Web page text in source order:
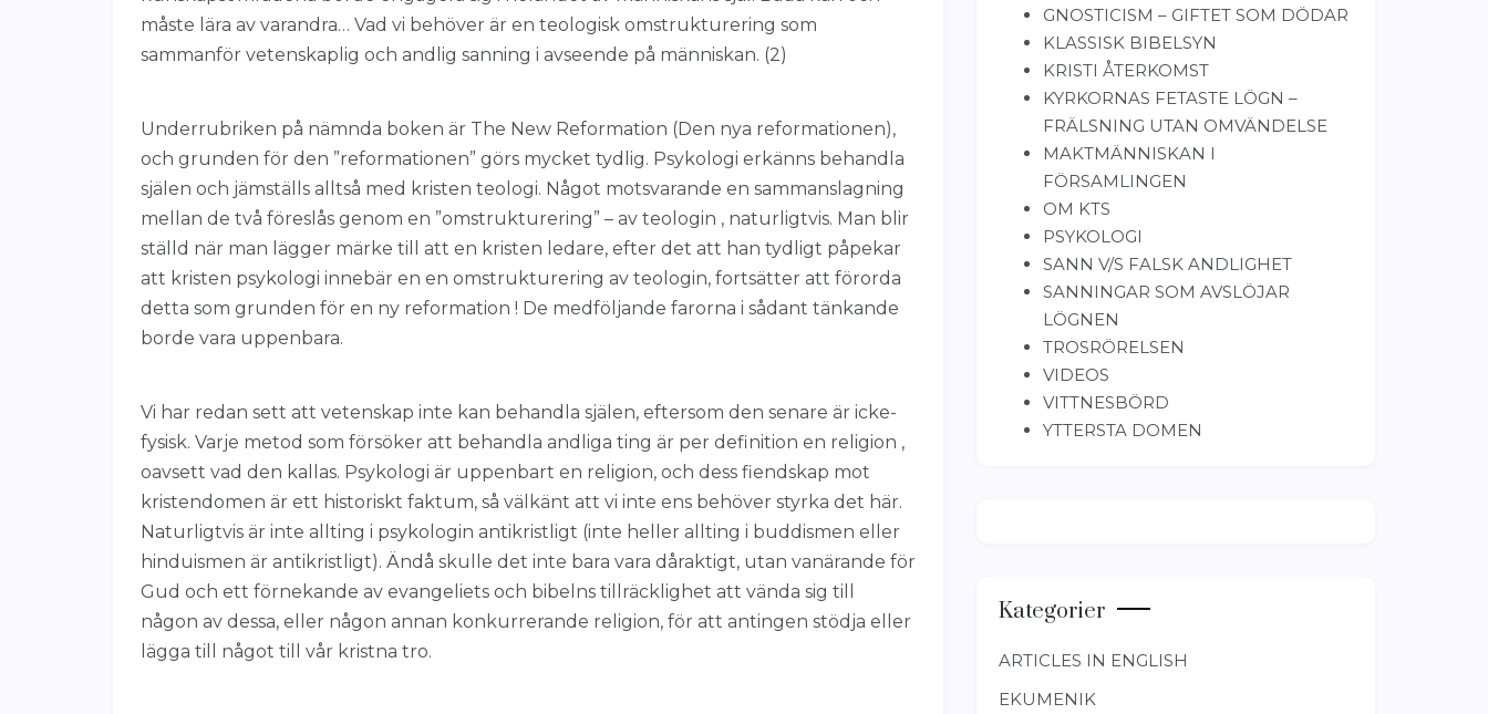
måste lära av varandra… Vad vi behöver är en teologisk omstrukturering som
sammanför vetenskaplig och andlig sanning i avseende på människan. (2)
Underrubriken på nämnda boken är The New Reformation (Den nya reformationen),
och grunden för den ”reformationen” görs mycket tydlig. Psykologi erkänns behandla
själen och jämställs alltså med kristen teologi. Något motsvarande en sammanslagning
mellan de två föreslås genom en ”omstrukturering” – av teologin , naturligtvis. Man blir
ställd när man lägger märke till att en kristen ledare, efter det att han tydligt påpekar
att kristen psykologi innebär en en omstrukturering av teologin, fortsätter att förorda
detta som grunden för en ny reformation ! De medföljande farorna i sådant tänkande
borde vara uppenbara.
Vi har redan sett att vetenskap inte kan behandla själen, eftersom den senare är icke-
fysisk. Varje metod som försöker att behandla andliga ting är per definition en religion ,
oavsett vad den kallas. Psykologi är uppenbart en religion, och dess fiendskap mot
kristendomen är ett historiskt faktum, så välkänt att vi inte ens behöver styrka det här.
Naturligtvis är inte allting i psykologin antikristligt (inte heller allting i buddismen eller
hinduismen är antikristligt). Ändå skulle det inte bara vara dåraktigt, utan vanärande för
Gud och ett förnekande av evangeliets och bibelns tillräcklighet att vända sig till
någon av dessa, eller någon annan konkurrerande religion, för att antingen stödja eller
lägga till något till vår kristna tro.
GNOSTICISM – GIFTET SOM DÖDAR
KLASSISK BIBELSYN
KRISTI ÅTERKOMST
KYRKORNAS FETASTE LÖGN –
FRÄLSNING UTAN OMVÄNDELSE
MAKTMÄNNISKAN I
FÖRSAMLINGEN
OM KTS
PSYKOLOGI
SANN V/S FALSK ANDLIGHET
SANNINGAR SOM AVSLÖJAR
LÖGNEN
TROSRÖRELSEN
VIDEOS
VITTNESBÖRD
YTTERSTA DOMEN
Kategorier
ARTICLES IN ENGLISH
EKUMENIK